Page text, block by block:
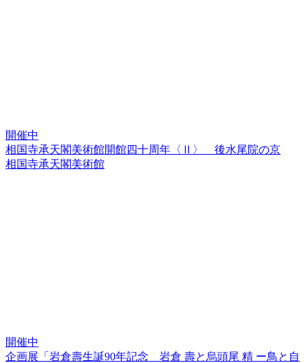
開催中
相国寺承天閣美術館開館四十周年〈Ⅱ〉 後水尾院の京
相国寺承天閣美術館
開催中
企画展「岩倉壽生誕90年記念 岩倉 壽と烏頭尾 精 ー鳥と自